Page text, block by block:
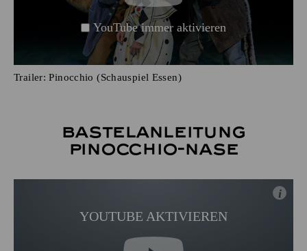
YouTube immer aktivieren
Trailer: Pinocchio (Schauspiel Essen)
Bastelanleitung
Pinocchio-Nase
YOUTUBE AKTIVIEREN
i